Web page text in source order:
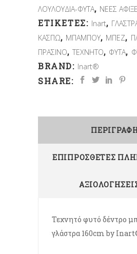
ΛΟΥΛΟΥΔΙΑ-ΦΥΤΑ, ΝΕΕΣ
ΕΤΙΚΈΤΕΣ: Inart,
ΚΑΣΠΩ, ΜΠΑΜΠΟΥ, ΜΠΕΖ,
ΠΡΑΣΙΝΟ,ΤΕΧΝΗΤΟ, ΦΥΤΑ,
BRAND: Inart®
SHARE:
ΕΠΙΠΡΌΣΘΕΤΕΣ
Τεχνητό φυτό δέντρο
γλάστρα 160cm by